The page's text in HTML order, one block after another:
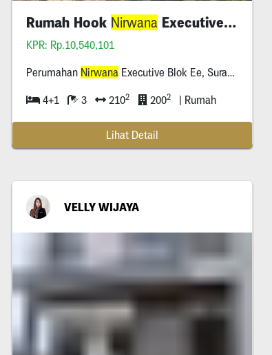
Rumah Hook Nirwana Executive Ee
KPR: Rp.10,540,101
Perumahan Nirwana Executive Blok Ee, Surabaya Timur
4+1 3 2102 2002 | Rumah
Lihat Detail
VELLY WIJAYA